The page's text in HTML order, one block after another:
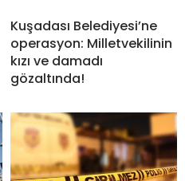
Kuşadası Belediyesi’ne
operasyon: Milletvekilinin
kızı ve damadı
gözaltında!